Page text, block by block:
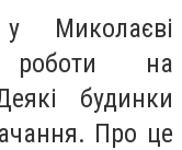
Миколаєві
роботи на
будинки
Про це